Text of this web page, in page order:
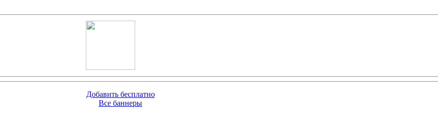
Добавить бесплатно
Все баннеры